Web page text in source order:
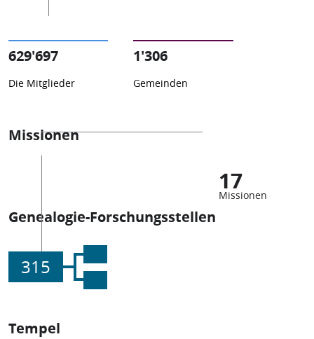
629'697
Die Mitglieder
1'306
Gemeinden
Missionen
17
Missionen
Genealogie-Forschungsstellen
315
Tempel